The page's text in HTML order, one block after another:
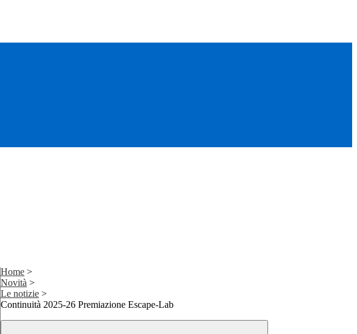
Home >
Novità >
Le notizie >
Continuità 2025-26 Premiazione Escape-Lab